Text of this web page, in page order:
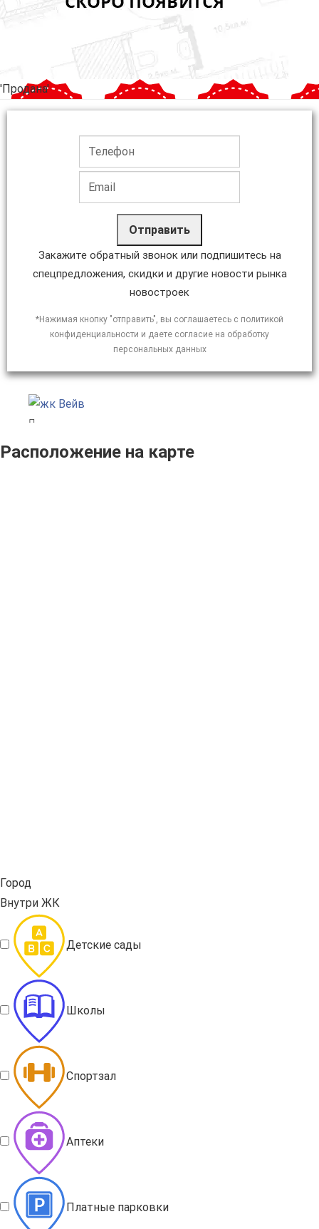
'Продана'
Отправить
Закажите обратный звонок или подпишитесь на
спецпредложения, скидки и другие новости рынка
новостроек
*Нажимая кнопку "отправить", вы соглашаетесь с политикой
конфиденциальности и даете согласие на обработку
персональных данных
Расположение на карте
Город
Внутри ЖК
Детские сады
Школы
Спортзал
Аптеки
Платные парковки